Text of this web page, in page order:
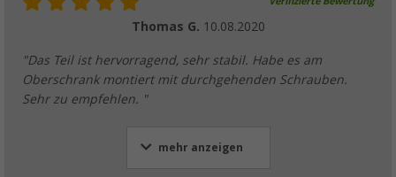
Thomas G. 10.08.2020
"Das Teil ist hervorragend, sehr stabil. Habe es am
Oberschrank montiert mit durchgehenden Schrauben.
Sehr zu empfehlen. "
mehr anzeigen